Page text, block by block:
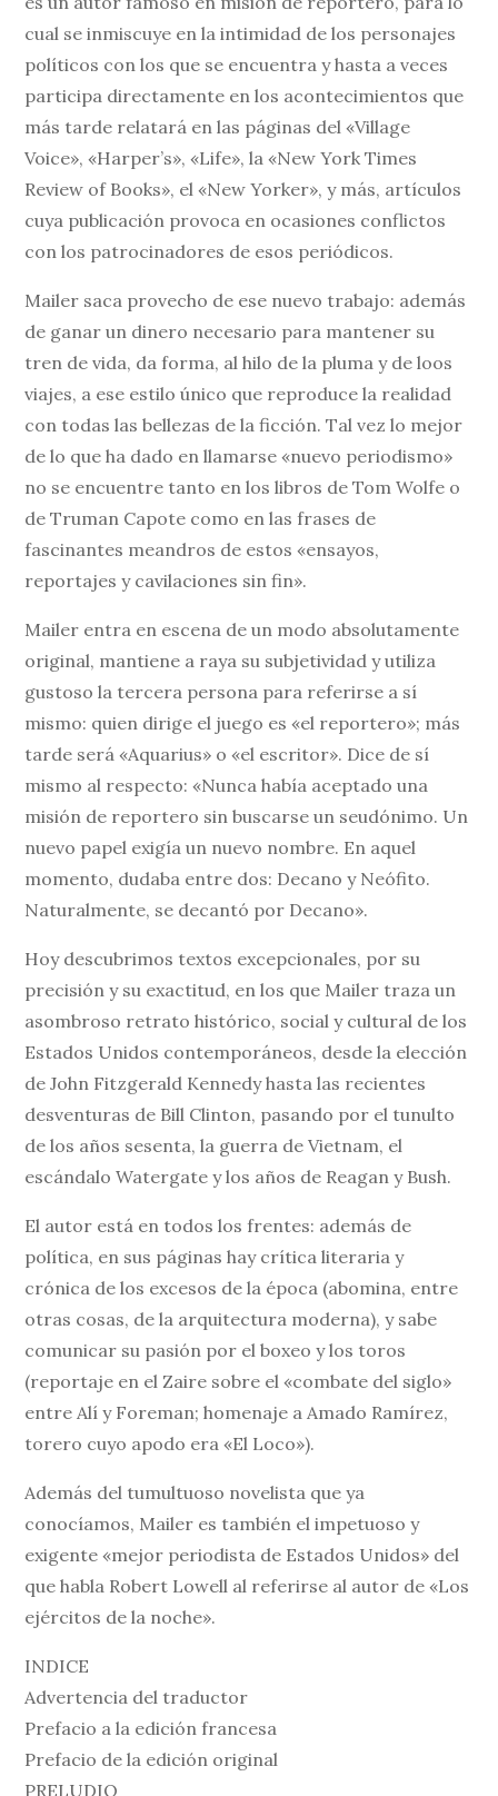
cual se inmiscuye en la intimidad de los personajes
políticos con los que se encuentra y hasta a veces
participa directamente en los acontecimientos que
más tarde relatará en las páginas del «Village
Voice», «Harper’s», «Life», la «New York Times
Review of Books», el «New Yorker», y más, artículos
cuya publicación provoca en ocasiones conflictos
con los patrocinadores de esos periódicos.
Mailer saca provecho de ese nuevo trabajo: además
de ganar un dinero necesario para mantener su
tren de vida, da forma, al hilo de la pluma y de loos
viajes, a ese estilo único que reproduce la realidad
con todas las bellezas de la ficción. Tal vez lo mejor
de lo que ha dado en llamarse «nuevo periodismo»
no se encuentre tanto en los libros de Tom Wolfe o
de Truman Capote como en las frases de
fascinantes meandros de estos «ensayos,
reportajes y cavilaciones sin fin».
Mailer entra en escena de un modo absolutamente
original, mantiene a raya su subjetividad y utiliza
gustoso la tercera persona para referirse a sí
mismo: quien dirige el juego es «el reportero»; más
tarde será «Aquarius» o «el escritor». Dice de sí
mismo al respecto: «Nunca había aceptado una
misión de reportero sin buscarse un seudónimo. Un
nuevo papel exigía un nuevo nombre. En aquel
momento, dudaba entre dos: Decano y Neófito.
Naturalmente, se decantó por Decano».
Hoy descubrimos textos excepcionales, por su
precisión y su exactitud, en los que Mailer traza un
asombroso retrato histórico, social y cultural de los
Estados Unidos contemporáneos, desde la elección
de John Fitzgerald Kennedy hasta las recientes
desventuras de Bill Clinton, pasando por el tunulto
de los años sesenta, la guerra de Vietnam, el
escándalo Watergate y los años de Reagan y Bush.
El autor está en todos los frentes: además de
política, en sus páginas hay crítica literaria y
crónica de los excesos de la época (abomina, entre
otras cosas, de la arquitectura moderna), y sabe
comunicar su pasión por el boxeo y los toros
(reportaje en el Zaire sobre el «combate del siglo»
entre Alí y Foreman; homenaje a Amado Ramírez,
torero cuyo apodo era «El Loco»).
Además del tumultuoso novelista que ya
conocíamos, Mailer es también el impetuoso y
exigente «mejor periodista de Estados Unidos» del
que habla Robert Lowell al referirse al autor de «Los
ejércitos de la noche».
INDICE
Advertencia del traductor
Prefacio a la edición francesa
Prefacio de la edición original
PRELUDIO